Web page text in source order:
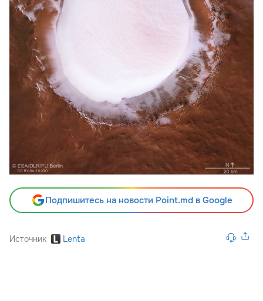
Подпишитесь на новости Point.md в Google
Источник Lenta